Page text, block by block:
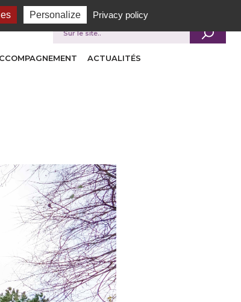
ACTUALITÉS
Je recherche
Personalize Privacy policy